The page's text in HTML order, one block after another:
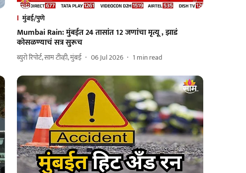
मुंबई/पुणे
Mumbai Rain: मुंबईत 24 तासांत 12 जणांचा मृत्यू , झाडं
कोसळण्याचं सत्र सुरूच
ब्युरो रिपोर्ट, साम टीव्ही, मुंबई 06 Jul 2026 1 min read